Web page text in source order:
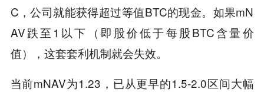
C，公司就能获得超过等值BTC的现金。如果mN
AV跌至1以下（即股价低于每股BTC含量价
值），这套套利机制就会失效。
当前mNAV为1.23，已从更早的1.5-2.0区间大幅